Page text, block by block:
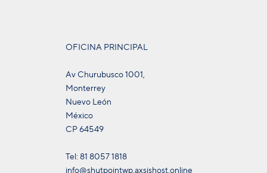
OFICINA PRINCIPAL
Av Churubusco 1001,
Monterrey
Nuevo León
México
CP 64549
Tel: 81 8057 1818
info@shutpointwp.axsishost.online